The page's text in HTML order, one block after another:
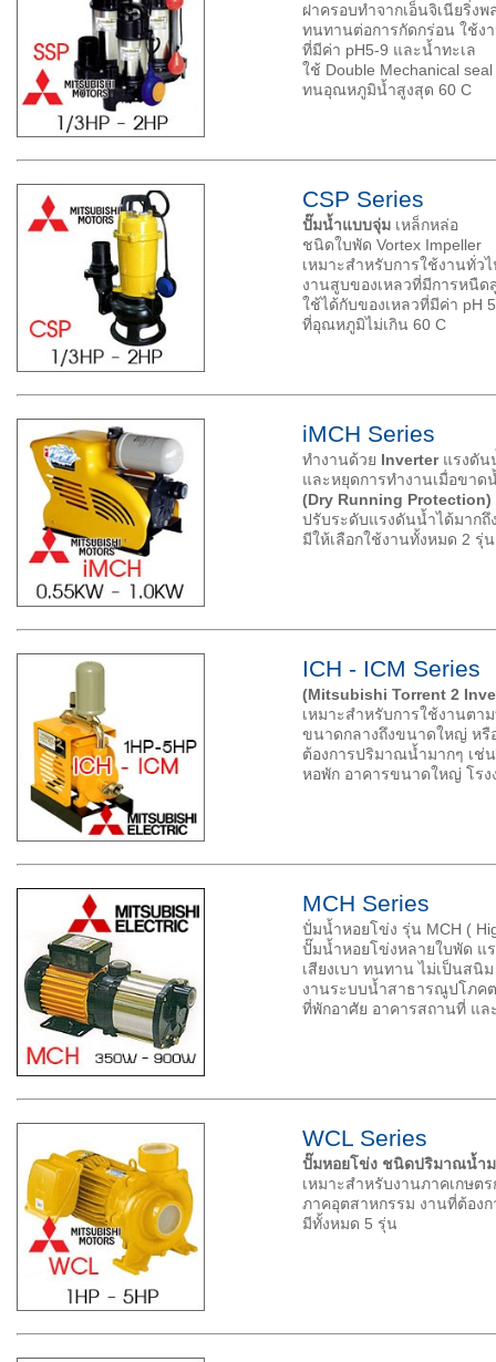
ฝาครอบทำจากเอ็นจิเนียริ่งพ
ทนทานต่อการกัดกร่อน ใช้ง
ที่มีค่า pH5-9 และน้ำทะเล
ใช้ Double Mechanical seal
ทนอุณหภูมิน้ำสูงสุด 60 C
CSP Series
ปั๊มน้ำแบบจุ่มเหล็กหล่อ
ชนิดใบพัด Vortex Impeller
เหมาะสำหรับการใช้งานทั่วไ
งานสูบของเหลวที่มีการหนืด
ใช้ได้กับของเหลวที่มีค่า pH
ที่อุณหภูมิไม่เกิน 60 C
iMCH Series
ทำงานด้วย Inverterแรงดัน
และหยุดการทำงานเมื่อขาด
(Dry Running Protection)
ปรับระดับแรงดันน้ำได้มากถึ
มีให้เลือกใช้งานทั้งหมด 2 รุ่น
ICH - ICM Series
(Mitsubishi Torrent 2
เหมาะสำหรับการใช้งานตา
ขนาดกลางถึงขนาดใหญ่ หรื
ต้องการปริมาณน้ำมากๆ เช่
หอพัก อาคารขนาดใหญ่ โรง
MCH Series
ปัํมน้ำหอยโข่ง รุ่น MCH (
ปั๊มน้ำหอยโข่งหลายใบพัด แ
เสียงเบา ทนทาน ไม่เป็นสนิม
งานระบบน้ำสาธารณูปโภค
ที่พักอาศัย อาคารสถานที่ แล
WCL Series
ปั๊มหอยโข่ง ชนิดปริมาณน้ำ
เหมาะสำหรับงานภาคเกษตร
ภาคอุตสาหกรรม งานที่ต้อง
มีทั้งหมด 5 รุ่น